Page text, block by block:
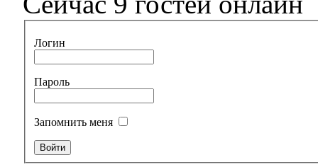
Логин
Пароль
Запомнить меня